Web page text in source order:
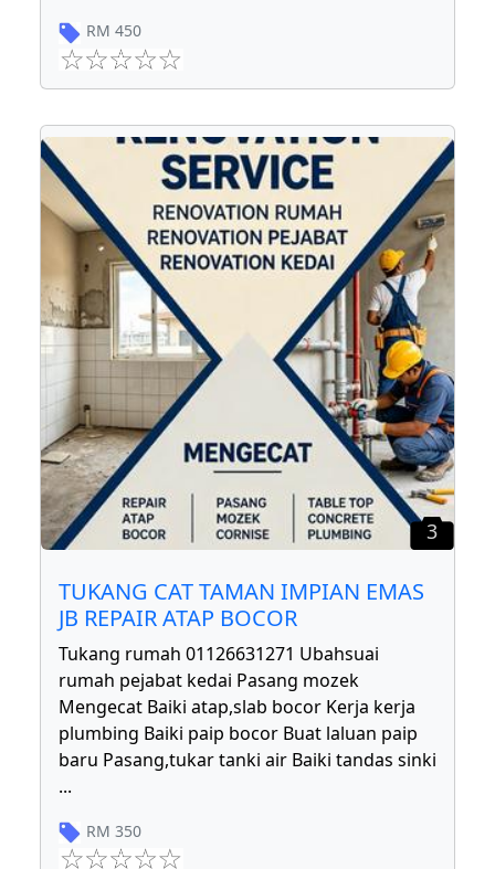
RM 450
3
TUKANG CAT TAMAN IMPIAN EMAS
JB REPAIR ATAP BOCOR
Tukang rumah 01126631271 Ubahsuai
rumah pejabat kedai Pasang mozek
Mengecat Baiki atap,slab bocor Kerja kerja
plumbing Baiki paip bocor Buat laluan paip
baru Pasang,tukar tanki air Baiki tandas sinki
...
RM 350